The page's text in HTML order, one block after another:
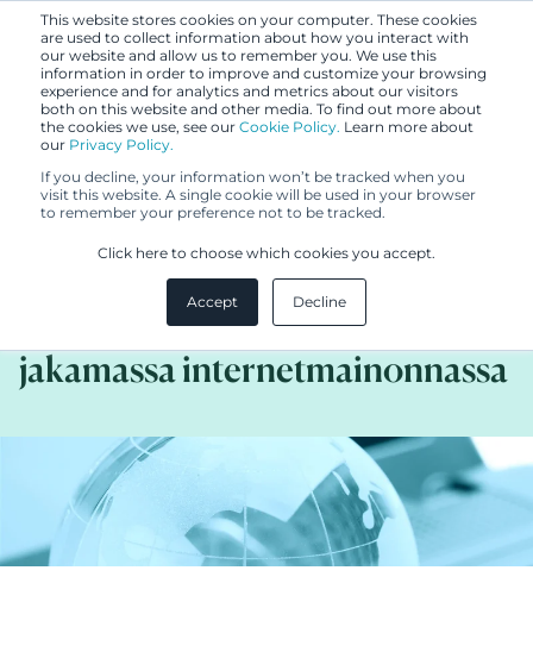
This website stores cookies on your computer. These cookies
are used to collect information about how you interact with
our website and allow us to remember you. We use this
information in order to improve and customize your browsing
experience and for analytics and metrics about our visitors
both on this website and other media. To find out more about
the cookies we use, see our Cookie Policy. Learn more about
our Privacy Policy.
If you decline, your information won’t be tracked when you
visit this website. A single cookie will be used in your browser
to remember your preference not to be tracked.
Click here to choose which cookies you accept.
Accept Decline
19.4.2016
Kiintoisa ennakkotapaus
tavaramerkin käytöstä
kolmansien osapuolten
jakamassa internetmainonnassa